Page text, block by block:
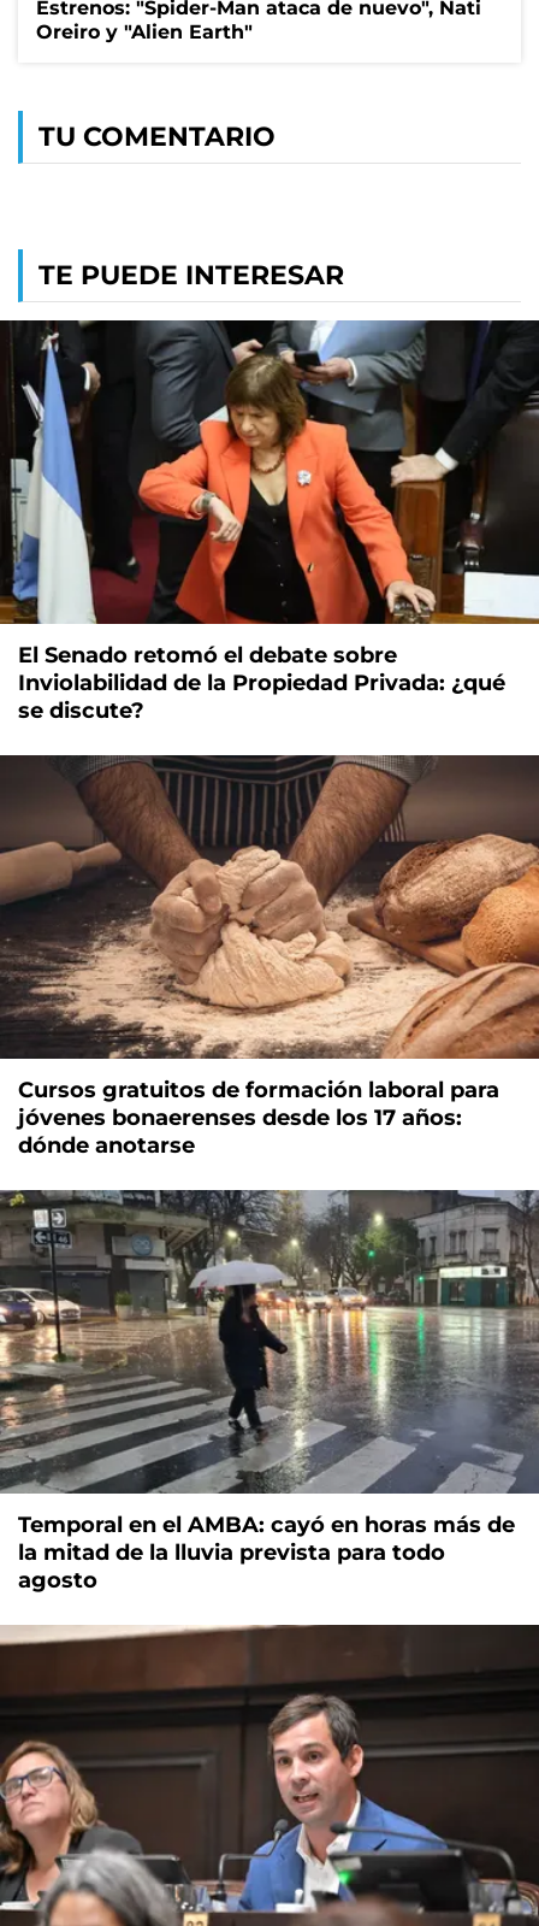
Estrenos: "Spider-Man ataca de nuevo", Nati
Oreiro y "Alien Earth"
TU COMENTARIO
TE PUEDE INTERESAR
El Senado retomó el debate sobre
Inviolabilidad de la Propiedad Privada: ¿qué
se discute?
Cursos gratuitos de formación laboral para
jóvenes bonaerenses desde los 17 años:
dónde anotarse
Temporal en el AMBA: cayó en horas más de
la mitad de la lluvia prevista para todo
agosto